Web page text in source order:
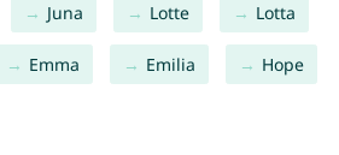
Juna Lotte Lotta
Emma Emilia Hope